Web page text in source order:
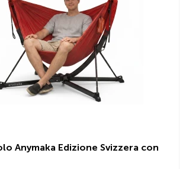
Anymaka Edizione Svizzera con